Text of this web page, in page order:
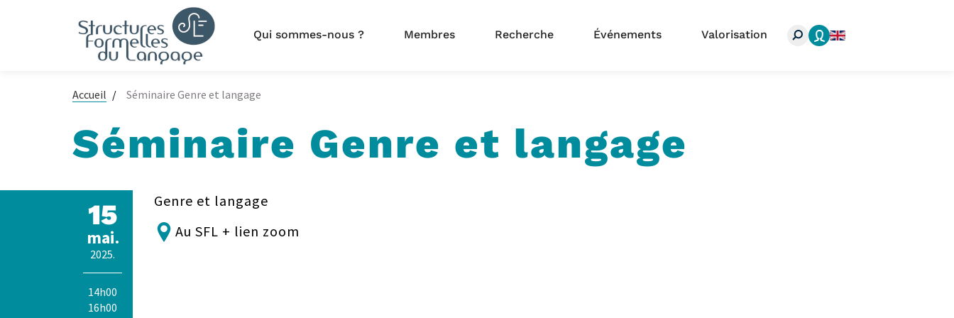
Navigation
Qui sommes-nous ? Membres Recherche Événements Valorisation search
Accueil Séminaire Genre et langage
Séminaire Genre et langage
15
mai.
2025.
14h00
16h00
Genre et langage
Au SFL + lien zoom